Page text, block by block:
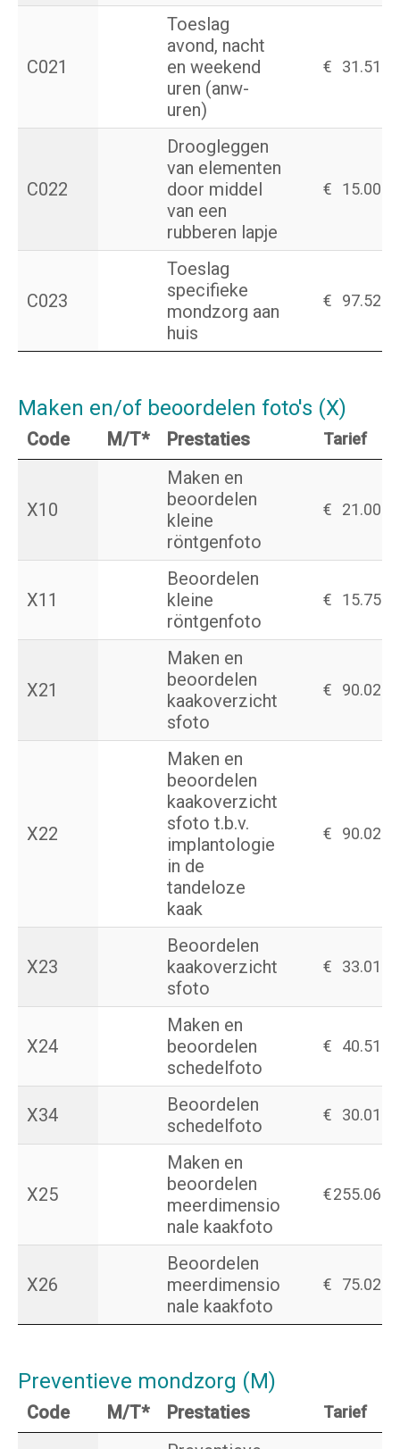
C021
Toeslag
avond, nacht
en weekend
uren (anw-
uren)
€ 31.51
C022
Droogleggen
van elementen
door middel
van een
rubberen lapje
€ 15.00
C023
Toeslag
specifieke
mondzorg aan
huis
€ 97.52
Maken en/of beoordelen foto's (X)
Code M/T* Prestaties Tarief
X10
Maken en
beoordelen
kleine
röntgenfoto
€ 21.00
X11
Beoordelen
kleine
röntgenfoto
€ 15.75
X21
Maken en
beoordelen
kaakoverzicht
sfoto
€ 90.02
X22
Maken en
beoordelen
kaakoverzicht
sfoto t.b.v.
implantologie
in de
tandeloze
kaak
€ 90.02
X23
Beoordelen
kaakoverzicht
sfoto
€ 33.01
X24
Maken en
beoordelen
schedelfoto
€ 40.51
X34
Beoordelen
schedelfoto
€ 30.01
X25
Maken en
beoordelen
meerdimensio
nale kaakfoto
€255.06
X26
Beoordelen
meerdimensio
nale kaakfoto
€ 75.02
Preventieve mondzorg (M)
Code M/T* Prestaties Tarief